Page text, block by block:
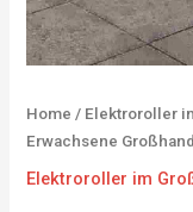
Home / Elektroroller
Erwachsene
Elektroroller im